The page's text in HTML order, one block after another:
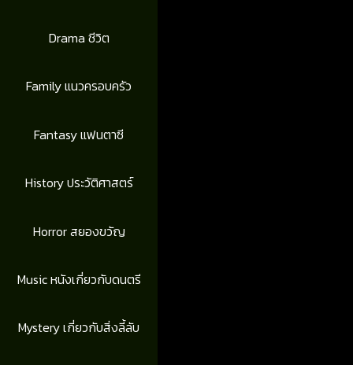
Drama ชีวิต
Family แนวครอบครัว
Fantasy แฟนตาซี
History ประวัติศาสตร์
Horror สยองขวัญ
Music หนังเกี่ยวกับดนตรี
Mystery เกี่ยวกับสิ่งลี้ลับ